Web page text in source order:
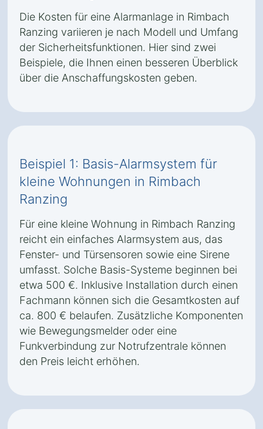
Die Kosten für eine Alarmanlage in Rimbach
Ranzing variieren je nach Modell und Umfang
der Sicherheitsfunktionen. Hier sind zwei
Beispiele, die Ihnen einen besseren Überblick
über die Anschaffungskosten geben.
Beispiel 1: Basis-Alarmsystem für
kleine Wohnungen in Rimbach
Ranzing
Für eine kleine Wohnung in Rimbach Ranzing
reicht ein einfaches Alarmsystem aus, das
Fenster- und Türsensoren sowie eine Sirene
umfasst. Solche Basis-Systeme beginnen bei
etwa 500 €. Inklusive Installation durch einen
Fachmann können sich die Gesamtkosten auf
ca. 800 € belaufen. Zusätzliche Komponenten
wie Bewegungsmelder oder eine
Funkverbindung zur Notrufzentrale können
den Preis leicht erhöhen.